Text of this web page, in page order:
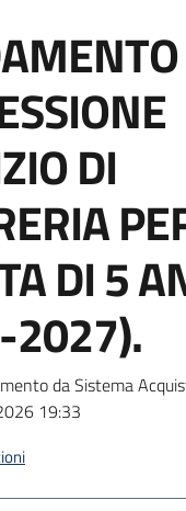
DI
DI 5
da Sistema
19:33